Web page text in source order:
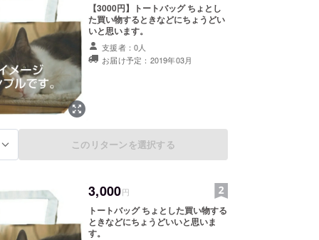
【3000円】トートバッグ ちょとし
た買い物するときなどにちょうどい
いと思います。
支援者：0人
お届け予定：2019年03月
このリターンを選択する
3,000円
トートバッグ ちょとした買い物する
ときなどにちょうどいいと思いま
す。